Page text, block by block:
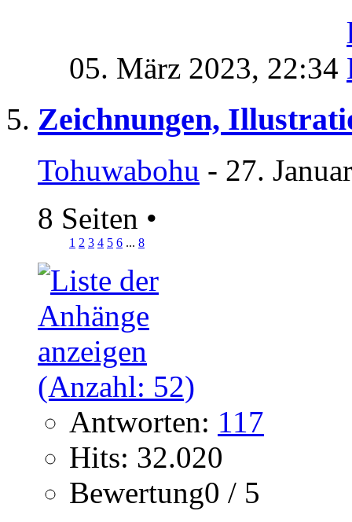
05. März 2023, 22:34
Zeichnungen,
Tohuwabohu - 27.
8 Seiten •
1 2 3 4 5 6 ... 8
Antworten: 117
Hits: 32.020
Bewertung0 / 5